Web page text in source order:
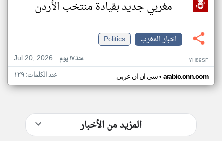
مغربي جديد بقيادة منتخب الأردن
اخبار المغرب
Politics
Jul 20, 2026
منذ ١٧ يوم YH89SF
سي ان ان عربي• arabic.cnn.com عدد الكلمات: ١٢٩
المزيد من الأخبار